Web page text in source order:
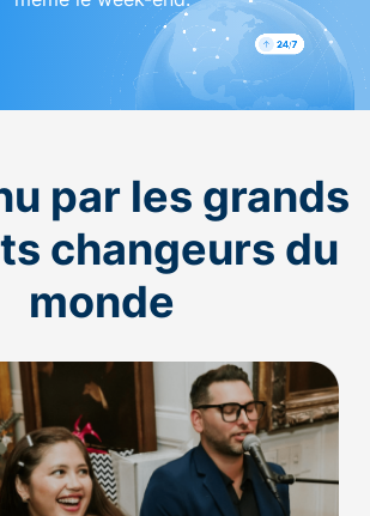
par les grands
changeurs du
monde